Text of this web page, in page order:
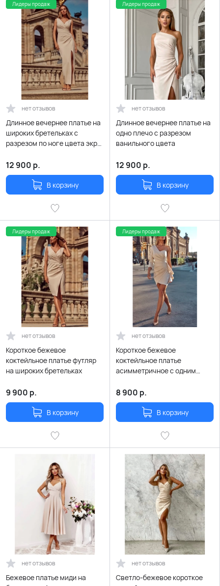
Лидеры продаж
нет отзывов
Длинное вечернее платье на
широких бретельках с
разрезом по ноге цвета экрю
12 900 р.
В корзину
Лидеры продаж
нет отзывов
Длинное вечернее платье на
одно плечо с разрезом
ванильного цвета
12 900 р.
В корзину
Лидеры продаж
нет отзывов
Короткое бежевое
коктейльное платье футляр
на широких бретельках
9 900 р.
В корзину
Лидеры продаж
нет отзывов
Короткое бежевое
коктейльное платье
асимметричное с одним
8 900 р.
В корзину
нет отзывов
Бежевое платье миди на
нет отзывов
Светло-бежевое короткое